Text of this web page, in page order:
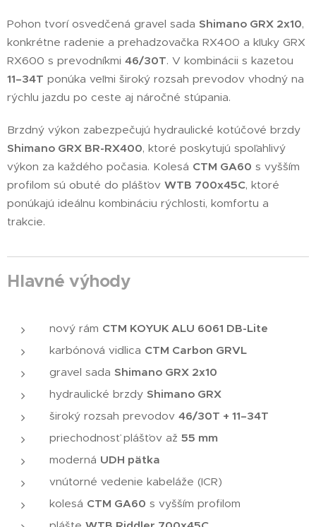
Pohon tvorí osvedčená gravel sada Shimano GRX 2x10,
konkrétne radenie a prehadzovačka RX400 a kľuky GRX
RX600 s prevodníkmi 46/30T. V kombinácii s kazetou
11–34T ponúka veľmi široký rozsah prevodov vhodný na
rýchlu jazdu po ceste aj náročné stúpania.
Brzdný výkon zabezpečujú hydraulické kotúčové brzdy
Shimano GRX BR-RX400, ktoré poskytujú spoľahlivý
výkon za každého počasia. Kolesá CTM GA60 s vyšším
profilom sú obuté do plášťov WTB 700x45C, ktoré
ponúkajú ideálnu kombináciu rýchlosti, komfortu a
trakcie.
Hlavné výhody
nový rám CTM KOYUK ALU 6061 DB-Lite
karbónová vidlica CTM Carbon GRVL
gravel sada Shimano GRX 2x10
hydraulické brzdy Shimano GRX
široký rozsah prevodov 46/30T + 11–34T
priechodnosť plášťov až 55 mm
moderná UDH pätka
vnútorné vedenie kabeláže (ICR)
kolesá CTM GA60 s vyšším profilom